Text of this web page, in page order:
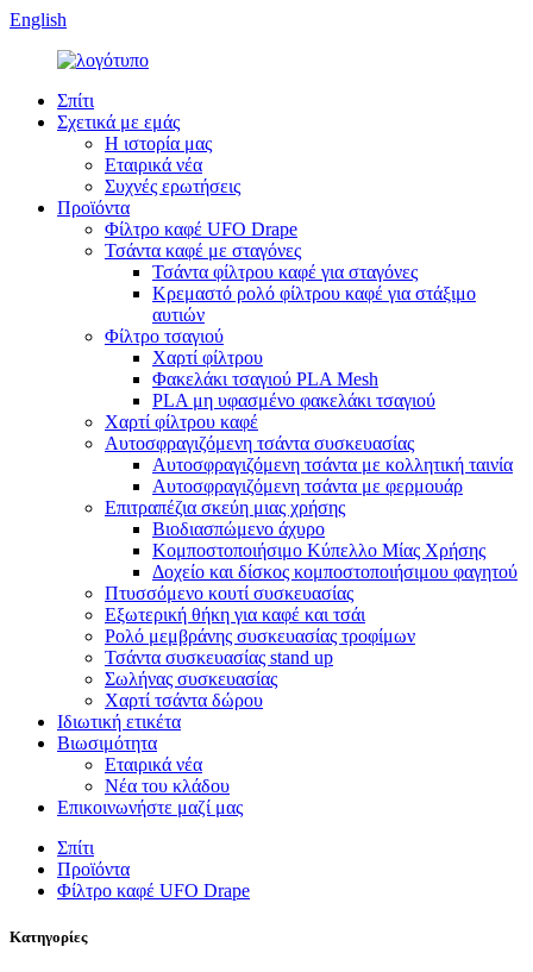
English
Σπίτι
Σχετικά με εμάς
Η ιστορία μας
Εταιρικά νέα
Συχνές ερωτήσεις
Προϊόντα
Φίλτρο καφέ UFO Drape
Τσάντα καφέ με σταγόνες
Τσάντα φίλτρου καφέ για σταγόνες
Κρεμαστό ρολό φίλτρου καφέ για στάξιμο
αυτιών
Φίλτρο τσαγιού
Χαρτί φίλτρου
Φακελάκι τσαγιού PLA Mesh
PLA μη υφασμένο φακελάκι τσαγιού
Χαρτί φίλτρου καφέ
Αυτοσφραγιζόμενη τσάντα συσκευασίας
Αυτοσφραγιζόμενη τσάντα με κολλητική ταινία
Αυτοσφραγιζόμενη τσάντα με φερμουάρ
Επιτραπέζια σκεύη μιας χρήσης
Βιοδιασπώμενο άχυρο
Κομποστοποιήσιμο Κύπελλο Μίας Χρήσης
Δοχείο και δίσκος κομποστοποιήσιμου φαγητού
Πτυσσόμενο κουτί συσκευασίας
Εξωτερική θήκη για καφέ και τσάι
Ρολό μεμβράνης συσκευασίας τροφίμων
Τσάντα συσκευασίας stand up
Σωλήνας συσκευασίας
Χαρτί τσάντα δώρου
Ιδιωτική ετικέτα
Βιωσιμότητα
Εταιρικά νέα
Νέα του κλάδου
Επικοινωνήστε μαζί μας
Σπίτι
Προϊόντα
Φίλτρο καφέ UFO Drape
Κατηγορίες